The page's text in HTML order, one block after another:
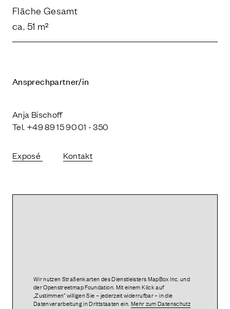
Fläche Gesamt
ca. 51 m²
Ansprechpartner/in
Anja Bischoff
Tel. +49 89 15 90 01 - 350
Exposé Kontakt
Wir nutzen Straßenkarten des Dienstleisters MapBox Inc. und
der Openstreetmap Foundation. Mit einem Klick auf
„Zustimmen“ willigen Sie – jederzeit widerrufbar – in die
Datenverarbeitung in Drittstaaten ein.Mehr zum Datenschutz